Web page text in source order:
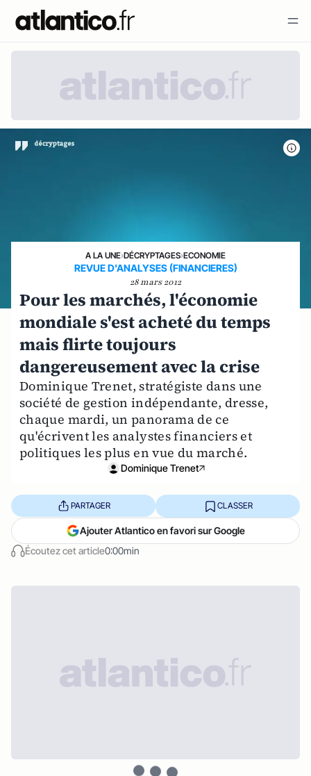
A LA UNE›DÉCRYPTAGES›ECONOMIE
REVUE D'ANALYSES (FINANCIERES)
28 mars 2012
Pour les marchés, l'économie
mondiale s'est acheté du temps
mais flirte toujours
dangereusement avec la crise
Dominique Trenet, stratégiste dans une
société de gestion indépendante, dresse,
chaque mardi, un panorama de ce
qu'écrivent les analystes financiers et
politiques les plus en vue du marché.
Dominique Trenet
Écoutez cet article0:00min
PARTAGER CLASSER
Ajouter Atlantico en favori sur Google